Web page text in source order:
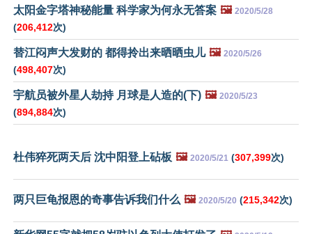
太阳金字塔神秘能量 科学家为何永无答案 🖼️ 2020/5/28
(206,412次)
替江闷声大发财的 都得拎出来晒晒虫儿 🖼️ 2020/5/26
(498,407次)
宇航员被外星人劫持 月球是人造的(下) 🖼️ 2020/5/23
(894,884次)
杜伟猝死两天后 沈中阳登上砧板 🖼️ 2020/5/21 (307,399次)
两只巨龟报恩的奇事告诉我们什么 🖼️ 2020/5/20 (215,342次)